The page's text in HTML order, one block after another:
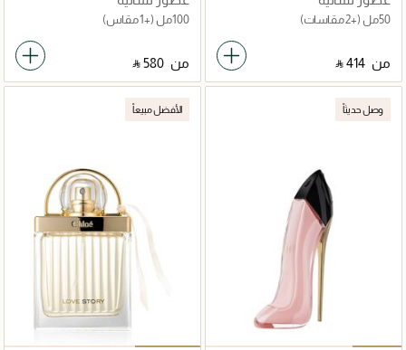
50مل (+2 مقاسات)
من ‎ ⃁ ⁦414⁩ ‎
100مل (+1 مقاس)
من ‎ ⃁ ⁦580⁩ ‎
وصل حديثاً الأفضل مبيعاً